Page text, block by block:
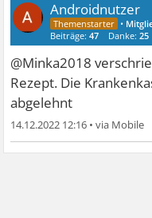
Androidnutzer
•
Beiträge:47 Danke:25
@Minka2018
Rezept. Die
abgelehnt
14.12.2022 12:16 •